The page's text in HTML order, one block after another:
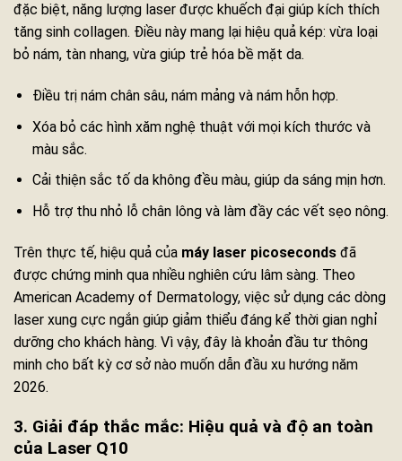
đặc biệt, năng lượng laser được khuếch đại giúp kích thích
tăng sinh collagen. Điều này mang lại hiệu quả kép: vừa loại
bỏ nám, tàn nhang, vừa giúp trẻ hóa bề mặt da.
Điều trị nám chân sâu, nám mảng và nám hỗn hợp.
Xóa bỏ các hình xăm nghệ thuật với mọi kích thước và
màu sắc.
Cải thiện sắc tố da không đều màu, giúp da sáng mịn hơn.
Hỗ trợ thu nhỏ lỗ chân lông và làm đầy các vết sẹo nông.
Trên thực tế, hiệu quả của máy laser picoseconds đã
được chứng minh qua nhiều nghiên cứu lâm sàng. Theo
American Academy of Dermatology, việc sử dụng các dòng
laser xung cực ngắn giúp giảm thiểu đáng kể thời gian nghỉ
dưỡng cho khách hàng. Vì vậy, đây là khoản đầu tư thông
minh cho bất kỳ cơ sở nào muốn dẫn đầu xu hướng năm
2026.
3. Giải đáp thắc mắc: Hiệu quả và độ an toàn
của Laser Q10